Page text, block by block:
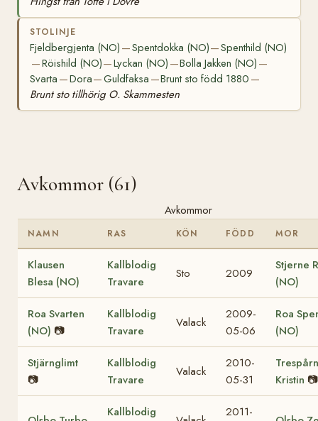
STOLINJE
Fjeldbergjenta (NO) —Spentdokka (NO)—Spenthild (NO)
—Röishild (NO)—Lyckan (NO) —Bolla Jakken (NO) —
Svarta —Dora—Guldfaksa —Brunt sto född 1880 —
Brunt sto tillhörig O. Skammesten
Avkommor (61)
Avkommor
NAMN RAS KÖN FÖDD MOR
Klausen
Blesa (NO)
Kallblodig
Travare
Sto 2009
Stjerne
(NO)
Roa Svarten
(NO) 📷
Kallblodig
Travare
Valack
2009-
05-06
Roa
(NO)
Stjärnglimt
📷
Kallblodig
Travare
Valack
2010-
05-31
Kristin 📷
Kallblodig
2011-